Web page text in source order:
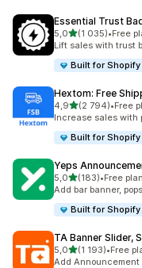
Essential Trust
5,0na 5 gwiazdek
(1 035)
Łączna liczba
•Free
Lift sales with trust
Built for Shopify
Hextom: Free
4,9na 5 gwiazdek
(2 794)
Łączna liczba•Free
Increase sales with
Built for Shopify
Yeps
5,0na 5 gwiazdek
(183)
Łączna liczba
•Free
Add bar banner,
Built for Shopify
TA Banner Slider,
5,0na 5 gwiazdek
(1 193)
Łączna liczba
•Free
Add Announcement